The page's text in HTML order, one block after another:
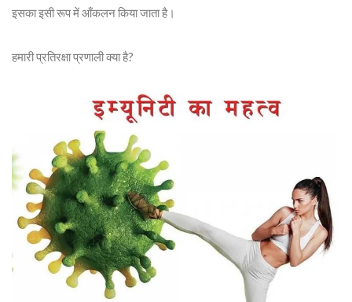
इसका इसी रूप में आँकलन किया जाता है।
हमारी प्रतिरक्षा प्रणाली क्या है?